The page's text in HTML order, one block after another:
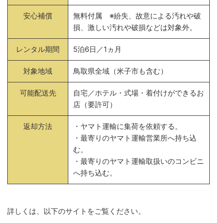
安心補償
無料付属 ※紛失、故意による汚れや破
損、激しい汚れや破損などは対象外。
レンタル期間 5泊6日／1ヵ月
対象地域 鳥取県全域（米子市も含む）
可能配送先
自宅／ホテル・式場・着付けができるお
店（要許可）
返却方法
・ヤマト運輸に集荷を依頼する。
・最寄りのヤマト運輸営業所へ持ち込
む。
・最寄りのヤマト運輸取扱いのコンビニ
へ持ち込む。
詳しくは、以下のサイトをご覧ください。